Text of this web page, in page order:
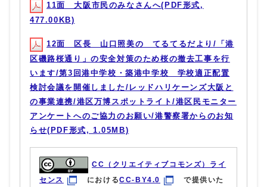
11面 大阪市民のみなさんへ(PDF形式,
477.00KB)
12面 区長 山口照美の てるてるだより/「港
区磯路桜通り」の安全対策のため桜の撤去工事を行
います/第3回港中学校・築港中学校 学校適正配置
検討会議を開催しました/レッドハリケーンズ大阪と
の事業連携/港区万博スポットライト/港区民モニター
アンケートへのご協力のお願い/港警察署からのお知
らせ(PDF形式, 1.05MB)
CC（クリエイティブコモンズ）ライ
センス
におけるCC-BY4.0
で提供いた